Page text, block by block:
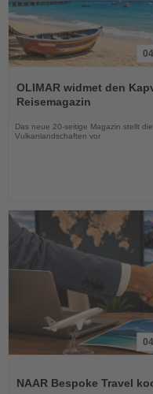
Sie
die
Nachrichten
OLIMAR widmet den
Reisemagazin
Das neue 20-seitige Magazin stellt
Vulkanlandschaften vor
dieNAAR Bespoke Travel